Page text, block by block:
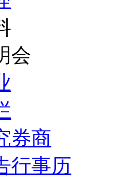
会
券商
行事历